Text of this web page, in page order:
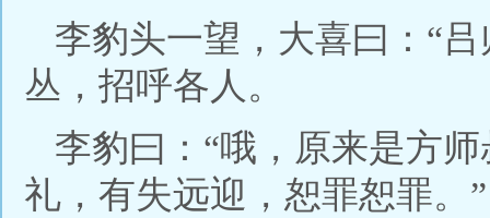
李豹头一望，大喜曰：“
丛，招呼各人。
李豹曰：“哦，原来是方
礼，有失远迎，恕罪恕罪。”